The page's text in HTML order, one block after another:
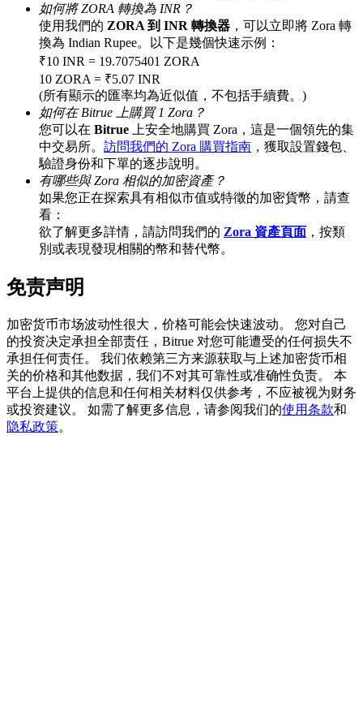
BTC 專享獎勵
BTC 專享獎勵
充值並交易BTC瓜分 25,000 USDT 獎池！
瓜分 500000 CASHCAT 獎池
BitMart 用戶遷移專享
註冊&交易贏 500,000 USDT
如何將 ZORA 轉換為 INR？
使用我們的 ZORA 到 INR 轉換器 ，可以立即將 Zora 轉
換為 Indian Rupee。以下是幾個快速示例：
₹10 INR = 19.7075401 ZORA
10 ZORA = ₹5.07 INR
(所有顯示的匯率均為近似值，不包括手續費。)
如何在 Bitrue 上購買 1 Zora？
您可以在 Bitrue 上安全地購買 Zora，這是一個領先的集
中交易所。 訪問我們的 Zora 購買指南 ，獲取設置錢包、
驗證身份和下單的逐步說明。
有哪些與 Zora 相似的加密資產？
如果您正在探索具有相似市值或特徵的加密貨幣，請查
看：
欲了解更多詳情，請訪問我們的 Zora 資產頁面 ，按類
別或表現發現相關的幣和替代幣。
免责声明
加密货币市场波动性很大，价格可能会快速波动。 您对自己
的投资决定承担全部责任，Bitrue 对您可能遭受的任何损失不
承担任何责任。 我们依赖第三方来源获取与上述加密货币相
关的价格和其他数据，我们不对其可靠性或准确性负责。 本
平台上提供的信息和任何相关材料仅供参考，不应被视为财务
或投资建议。 如需了解更多信息，请参阅我们的使用条款和
隐私政策。